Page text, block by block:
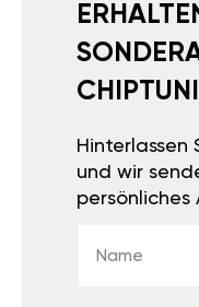
Hinterlassen
und wir
persönliches